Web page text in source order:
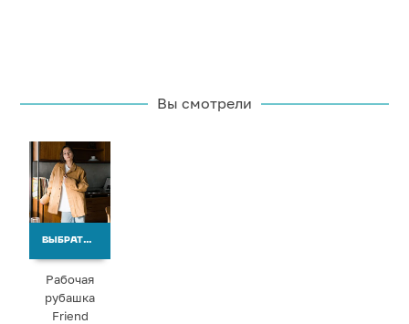
Вы смотрели
ВЫБРАТЬ ВАРИАНТЫ
Рабочая
рубашка
Friend